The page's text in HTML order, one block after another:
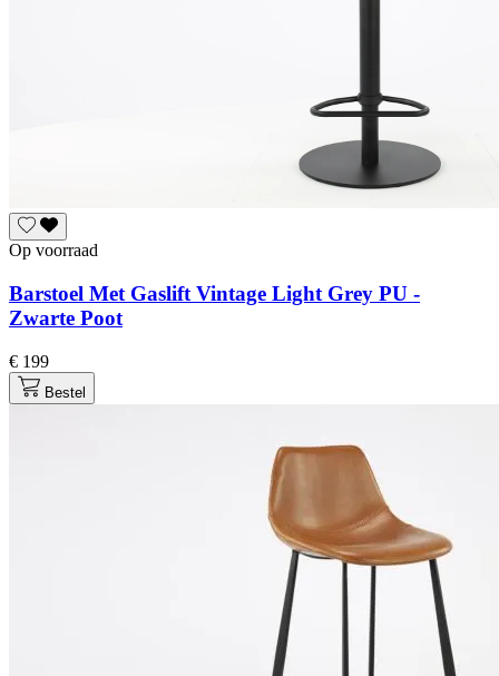
Op voorraad
Barstoel Met Gaslift Vintage Light Grey PU -
Zwarte Poot
€ 199
Bestel